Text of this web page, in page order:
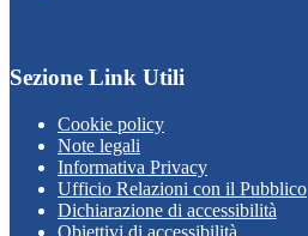
Sezione Link Utili
Cookie policy
Note legali
Informativa Privacy
Ufficio Relazioni con il Pubblico
Dichiarazione di accessibilità
Obiettivi di accessibilità